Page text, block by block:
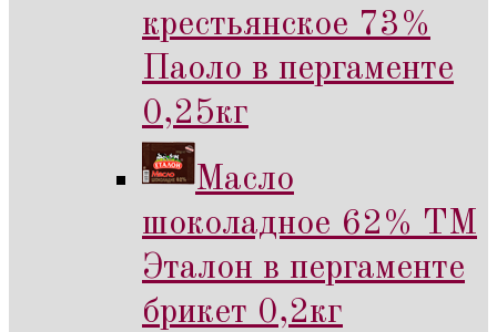
крестьянское 73%
Паоло в пергаменте
0,25кг
Масло
шоколадное 62% ТМ
Эталон в пергаменте
брикет 0,2кг